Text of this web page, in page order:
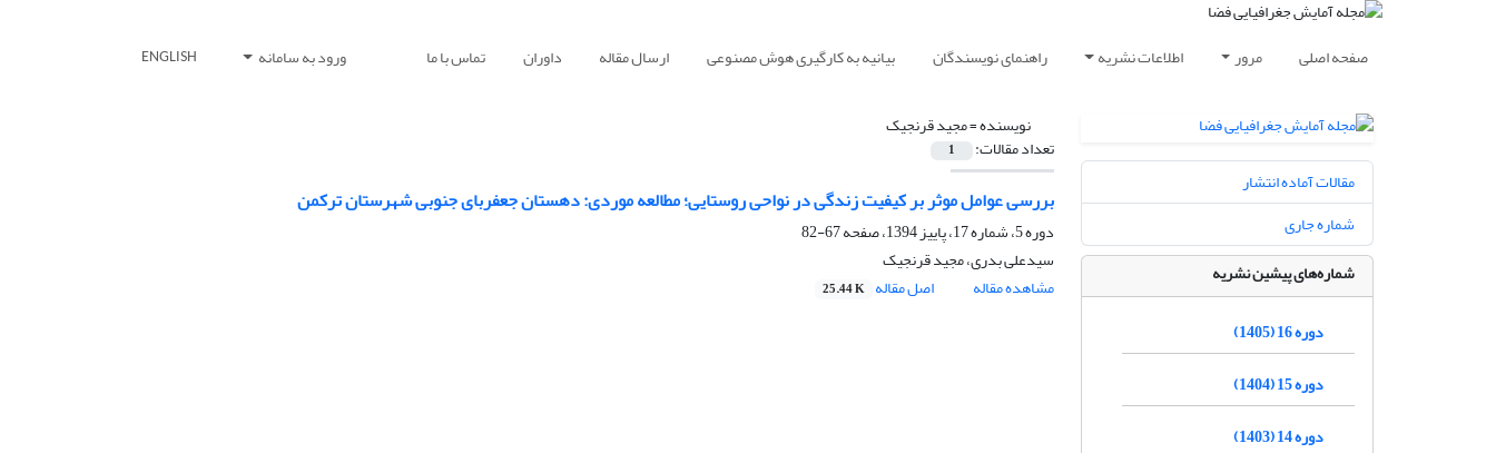
صفحه اصلی مرور اطلاعات نشریه راهنمای نویسندگان بیانیه به کارگیری هوش مصنوعی ارسال مقاله داوران تماس با ما ورود به سامانه ENGLISH
نویسنده =مجید قرنجیک
تعداد مقالات: 1
بررسی عوامل موثر بر کیفیت زندگی در نواحی روستایی؛ مطالعه‌ موردی: دهستان جعفربای جنوبی شهرستان ترکمن
دوره 5، شماره 17، پاییز 1394، صفحه
67-82
سیدعلی بدری، مجید قرنجیک
مشاهده مقاله
اصل مقاله 25.44 K
مقالات آماده انتشار
شماره جاری
شماره‌های پیشین نشریه
دوره 16 (1405)
دوره 15 (1404)
دوره 14 (1403)